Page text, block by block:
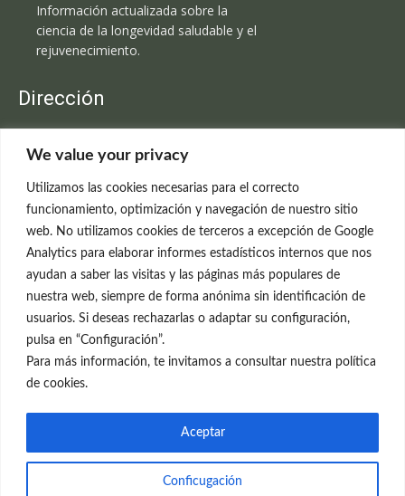
We value your privacy
Utilizamos las cookies necesarias para el correcto
funcionamiento, optimización y navegación de nuestro sitio
web. No utilizamos cookies de terceros a excepción de Google
Analytics para elaborar informes estadísticos internos que nos
ayudan a saber las visitas y las páginas más populares de
nuestra web, siempre de forma anónima sin identificación de
usuarios. Si deseas rechazarlas o adaptar su configuración,
pulsa en “Configuración”.
Para más información, te invitamos a consultar nuestra política
de cookies.
Conficugación
Aceptar
Información actualizada sobre la
ciencia de la longevidad saludable y el
rejuvenecimiento.
Dirección
C/Claudio Coello, 19 - 1º
699 595 619
rejuvenecimiento@clinicaneleva.com
Información Legal
Política de Privacidad
Política de Cookies